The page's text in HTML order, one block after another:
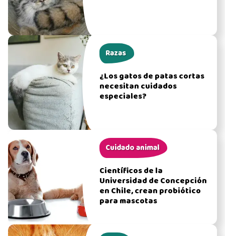
Razas
¿Los gatos de patas cortas
necesitan cuidados
especiales?
Cuidado animal
Científicos de la
Universidad de Concepción
en Chile, crean probiótico
para mascotas